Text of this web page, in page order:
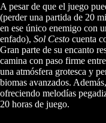
A pesar de que el juego
(perder una partida de 20
en ese único enemigo con
enfado), Sol Cesto cuenta
Gran parte de su encanto
camina con paso firme
una atmósfera grotesca y
biomas avanzados.
ofreciendo melodías
20 horas de juego.